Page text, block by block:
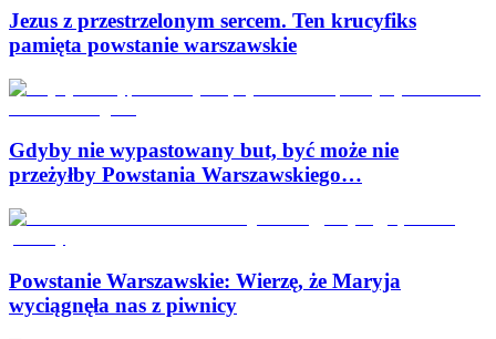
Jezus z przestrzelonym sercem. Ten krucyfiks
pamięta powstanie warszawskie
Gdyby nie wypastowany but, być może nie
przeżyłby Powstania Warszawskiego…
Powstanie Warszawskie: Wierzę, że Maryja
wyciągnęła nas z piwnicy